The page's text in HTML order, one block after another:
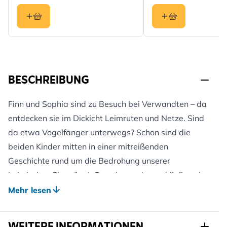
BESCHREIBUNG
Finn und Sophia sind zu Besuch bei Verwandten – da
entdecken sie im Dickicht Leimruten und Netze. Sind
da etwa Vogelfänger unterwegs? Schon sind die
beiden Kinder mitten in einer mitreißenden
Geschichte rund um die Bedrohung unserer
heimischen Singvögel. Ganz besonders schließen sie
„Stiegi“ ins Herz, einen verletzten Distelfinken, den sie
Mehr lesen